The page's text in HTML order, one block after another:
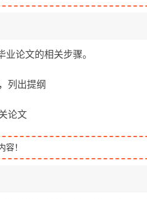
论文的相关步骤。
列出提纲
论文
！